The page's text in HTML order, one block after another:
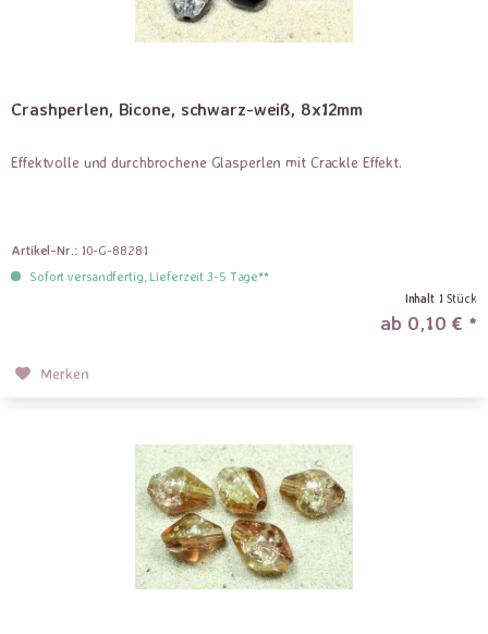
Crashperlen, Bicone, schwarz-weiß, 8x12mm
Effektvolle und durchbrochene Glasperlen mit Crackle Effekt.
Artikel-Nr.: 10-G-88281
Sofort versandfertig, Lieferzeit 3-5 Tage**
Inhalt 1 Stück
ab 0,10 € *
Merken